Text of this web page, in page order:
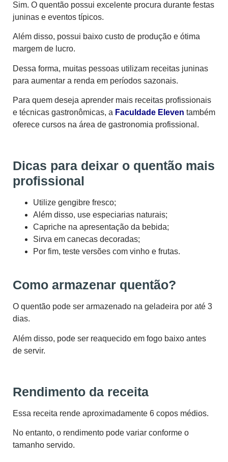
Sim. O quentão possui excelente procura durante festas
juninas e eventos típicos.
Além disso, possui baixo custo de produção e ótima
margem de lucro.
Dessa forma, muitas pessoas utilizam receitas juninas
para aumentar a renda em períodos sazonais.
Para quem deseja aprender mais receitas profissionais
e técnicas gastronômicas, a Faculdade Eleven também
oferece cursos na área de gastronomia profissional.
Dicas para deixar o quentão mais
profissional
Utilize gengibre fresco;
Além disso, use especiarias naturais;
Capriche na apresentação da bebida;
Sirva em canecas decoradas;
Por fim, teste versões com vinho e frutas.
Como armazenar quentão?
O quentão pode ser armazenado na geladeira por até 3
dias.
Além disso, pode ser reaquecido em fogo baixo antes
de servir.
Rendimento da receita
Essa receita rende aproximadamente 6 copos médios.
No entanto, o rendimento pode variar conforme o
tamanho servido.